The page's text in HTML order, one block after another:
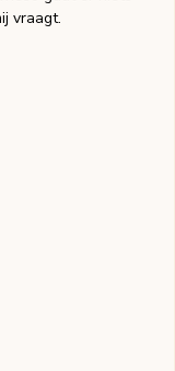
vraagt.